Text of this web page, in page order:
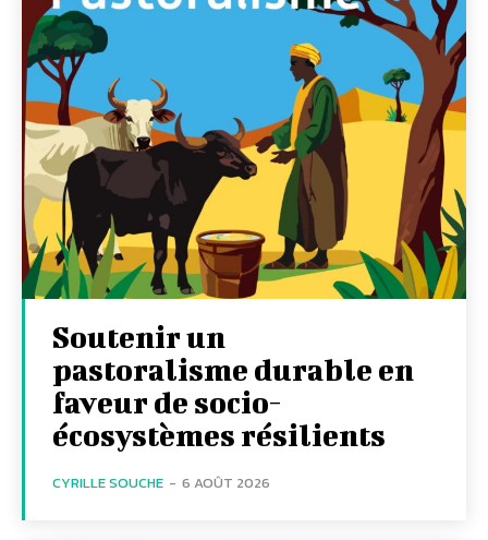
Soutenir un
pastoralisme durable en
faveur de socio-
écosystèmes résilients
CYRILLE SOUCHE - 6 AOÛT 2026